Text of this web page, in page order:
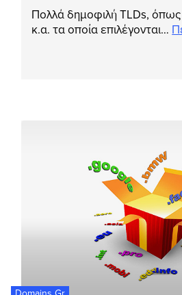
Πολλά δημοφιλή TLDs, όπως
κ.α. τα οποία επιλέγονται…